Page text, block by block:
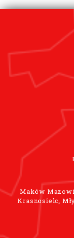
Maków
Krasnosielc,